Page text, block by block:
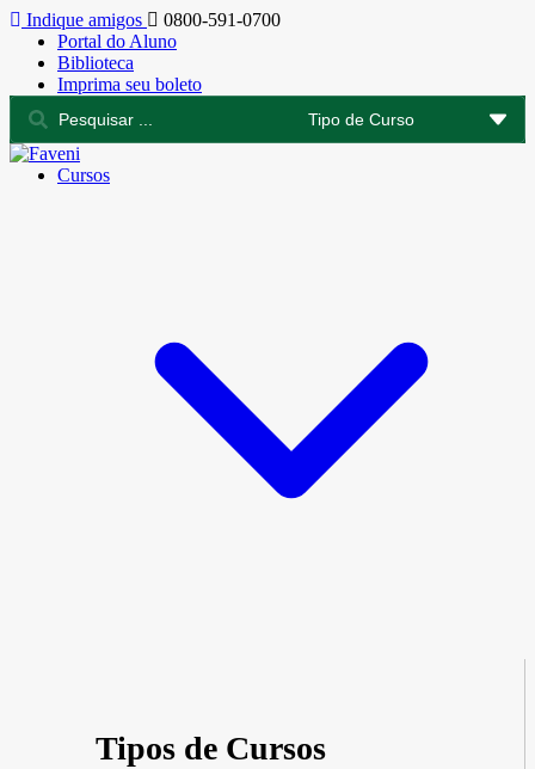
Indique amigos
0800-591-0700
Portal do Aluno
Biblioteca
Imprima seu boleto
Cursos
Tipos de Cursos